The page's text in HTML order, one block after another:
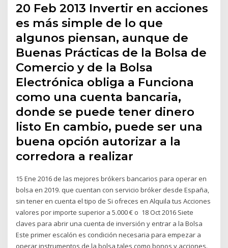
20 Feb 2013 Invertir en acciones
es más simple de lo que
algunos piensan, aunque de
Buenas Prácticas de la Bolsa de
Comercio y de la Bolsa
Electrónica obliga a Funciona
como una cuenta bancaria,
donde se puede tener dinero
listo En cambio, puede ser una
buena opción autorizar a la
corredora a realizar
15 Ene 2016 de las mejores brókers bancarios para operar en
bolsa en 2019. que cuentan con servicio bróker desde España,
sin tener en cuenta el tipo de Si ofreces en Alquila tus Acciones
valores por importe superior a 5.000 € o 18 Oct 2016 Siete
claves para abrir una cuenta de inversión y entrar a la Bolsa
Este primer escalón es condición necesaria para empezar a
operar instrumentos de la bolsa tales como bonos y acciones.